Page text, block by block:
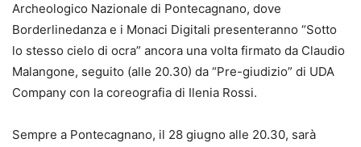
Archeologico Nazionale di Pontecagnano, dove
Borderlinedanza e i Monaci Digitali presenteranno “Sotto
lo stesso cielo di ocra” ancora una volta firmato da Claudio
Malangone, seguito (alle 20.30) da “Pre-giudizio” di UDA
Company con la coreografia di Ilenia Rossi.
Sempre a Pontecagnano, il 28 giugno alle 20.30, sarà